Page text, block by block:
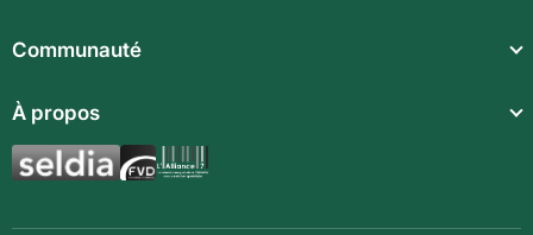
Compléments alimentaires
Boissons techniques
Communauté
Communauté
Magazine
À propos
Qui sommes-nous ?